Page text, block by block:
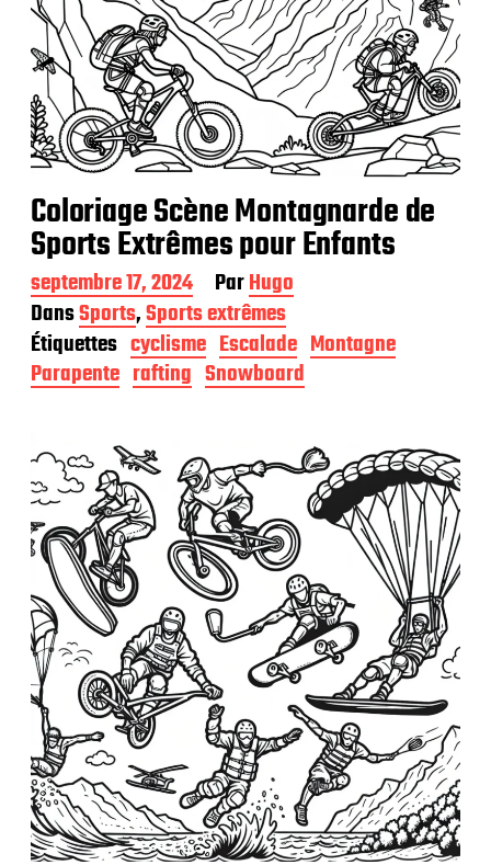
Coloriage Scène Montagnarde de
Sports Extrêmes pour Enfants
D
a
t
e
d
e
b
l
i
c
a
t
i
o
n
septembre 17, 2024 ParHugo
DansSports,Sports extrêmes
Étiquettes cyclisme Escalade Montagne
Parapente rafting Snowboard